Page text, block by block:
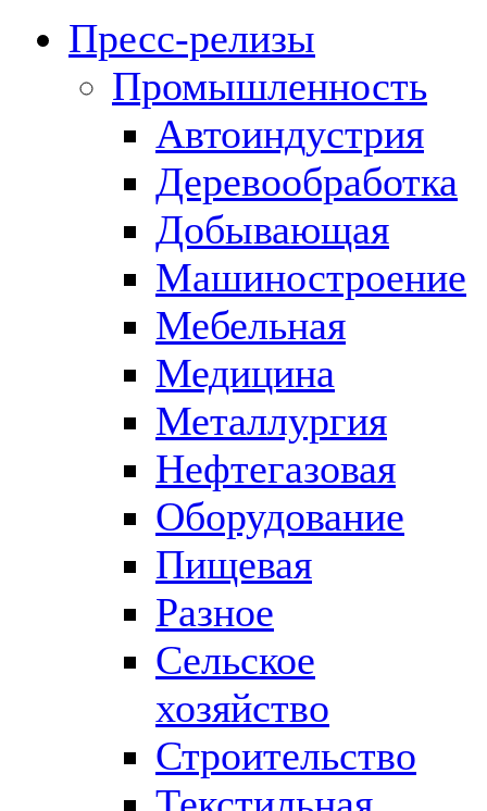
Пресс-релизы
Промышленность
Автоиндустрия
Деревообработка
Добывающая
Машиностроение
Мебельная
Медицина
Металлургия
Нефтегазовая
Оборудование
Пищевая
Разное
Сельское
хозяйство
Строительство